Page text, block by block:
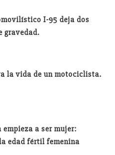
I-95 deja dos
gravedad.
la vida de un motociclista.
empieza a ser mujer:
edad fértil femenina